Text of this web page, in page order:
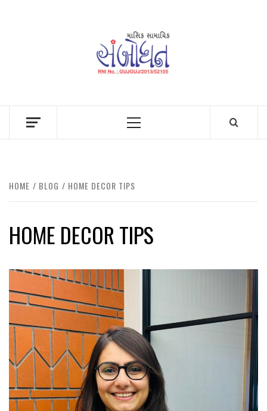
Primary
HOME BLOG HOME DECOR TIPS
HOME DECOR TIPS